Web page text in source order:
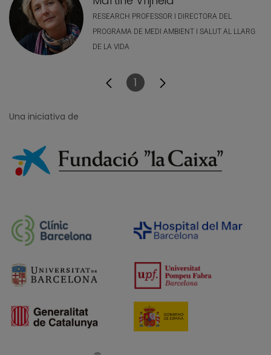
RESEARCH PROFESSOR I DIRECTORA DEL
PROGRAMA DE MEDI AMBIENT I SALUT AL LLARG
DE LA VIDA
Pàgina
1
Una iniciativa de